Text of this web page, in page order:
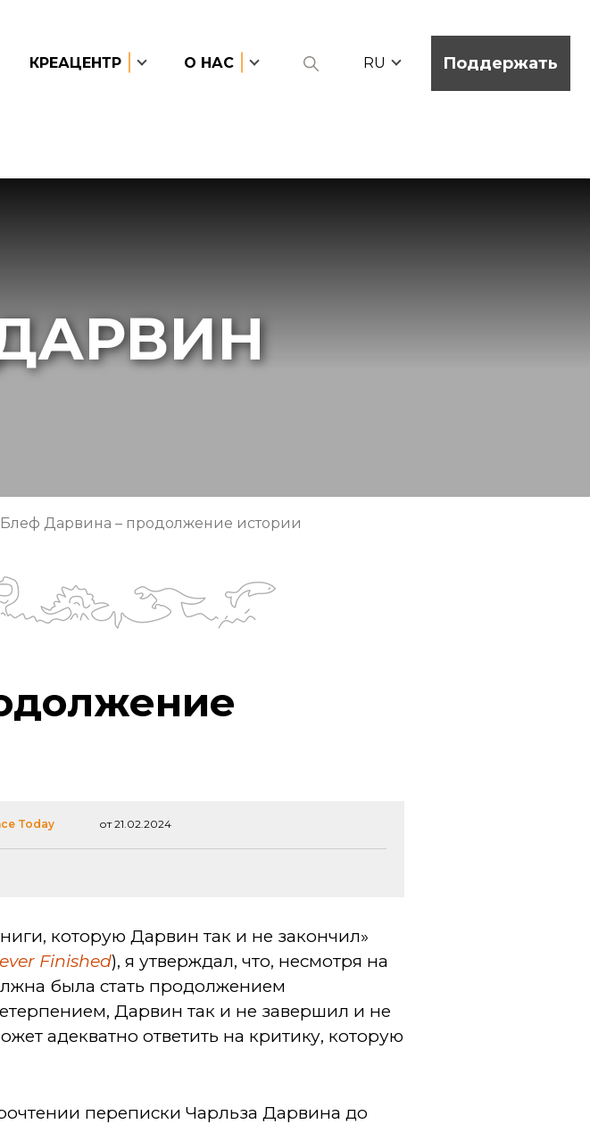
КРЕАЦЕНТР О НАС RU Поддержать
Блеф Дарвина – продолжение истории
Today от 21.02.2024
которую Дарвин так и не закончил»
Finished), я утверждал, что, несмотря на
была стать продолжением
Дарвин так и не завершил и не
адекватно ответить на критику, которую
переписки Чарльза Дарвина до